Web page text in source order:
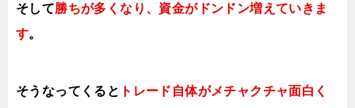
そして勝ちが多くなり、資金がドンドン増えていきま
す。
そうなってくると トレード自体がメチャクチャ面白く